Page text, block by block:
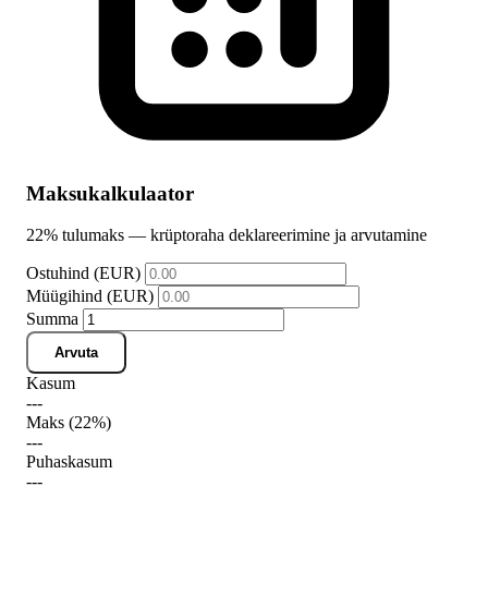
Maksukalkulaator
22% tulumaks — krüptoraha deklareerimine ja arvutamine
Ostuhind (EUR)
Müügihind (EUR)
Summa
Arvuta
Kasum
---
Maks (22%)
---
Puhaskasum
---